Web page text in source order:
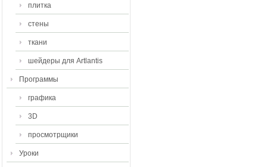
плитка
стены
ткани
шейдеры для Artlantis
Программы
графика
3D
просмотрщики
Уроки